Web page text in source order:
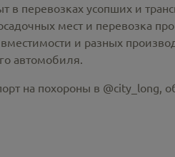
перевозках усопших и
мест и перевозка
и разных
автомобиля.
на похороны в @city_long,